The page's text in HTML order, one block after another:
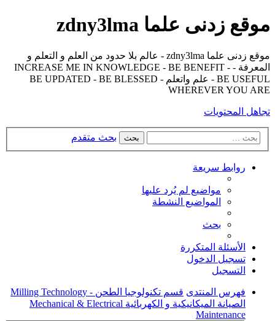
موقع زدنى علما zdny3lma
موقع زدنى علما zdny3lma - عالم بلا حدود من العلم و التعلم و
المعرفة - INCREASE ME IN KNOWLEDGE - BE BENEFIT -
BE USEFUL - علم واتعلم - BE UPDATED - BE BLESSED
WHEREVER YOU ARE
تجاهل المحتويات
بحث بحث متقدم
روابط سريعة
مواضيع لم يُرد عليها
المواضيع النشطة
بحث
الأسئلة المتكررة
تسجيل الدخول
التسجيل
فهرس المنتدى قسم تكنولوجيا الطحن - Milling Technology
الصيانة الميكانيكية و الكهربائية Mechanical & Electrical
Maintenance